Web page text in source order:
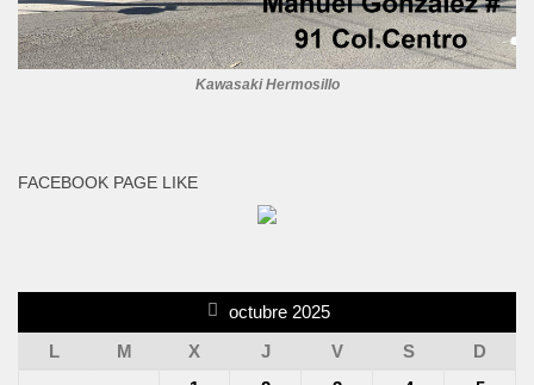
Kawasaki Hermosillo
FACEBOOK PAGE LIKE
octubre 2025
L
M X J V S
D